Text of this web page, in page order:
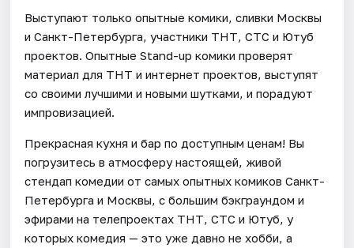
Выступают только опытные комики, сливки Москвы
и Санкт-Петербурга, участники ТНТ, СТС и Ютуб
проектов. Опытные Stand-up комики проверят
материал для ТНТ и интернет проектов, выступят
со своими лучшими и новыми шутками, и порадуют
импровизацией.
Прекрасная кухня и бар по доступным ценам! Вы
погрузитесь в атмосферу настоящей, живой
стендап комедии от самых опытных комиков Санкт-
Петербурга и Москвы, с большим бэкграундом и
эфирами на телепроектах ТНТ, СТС и Ютуб, у
которых комедия — это уже давно не хобби, а